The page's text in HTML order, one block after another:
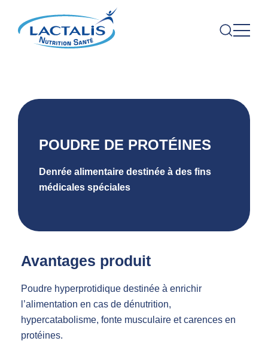
POUDRE DE PROTÉINES
Denrée alimentaire destinée à des fins
médicales spéciales
Avantages produit
Poudre hyperprotidique destinée à enrichir
l’alimentation en cas de dénutrition,
hypercatabolisme, fonte musculaire et carences en
protéines.